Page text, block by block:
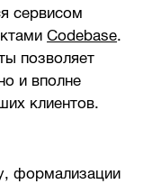
сервисом
Codebase.
позволяет
и вполне
клиентов.
формализации